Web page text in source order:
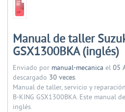
Manual de taller
GSX1300BKA (inglés)
Enviado por manual-mecanica el 05
descargado 30 veces.
Manual de taller, servicio y
B-KING GSX1300BKA. Este manual
inglés.